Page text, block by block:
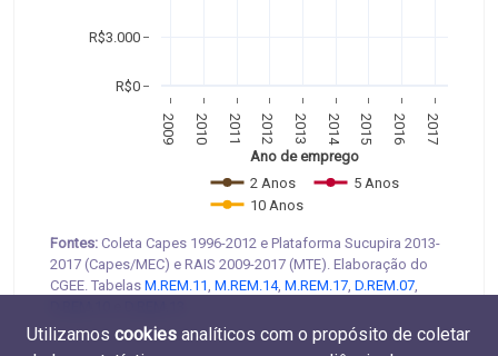
2009 2010 2011 2012 2013 2014 2015 2016 2017
R$0
R$3.000
2 Anos
5 Anos
10 Anos
Ano de emprego
Fontes: Coleta Capes 1996-2012 e Plataforma Sucupira 2013-
2017 (Capes/MEC) e RAIS 2009-2017 (MTE). Elaboração do
CGEE. Tabelas M.REM.11, M.REM.14, M.REM.17, D.REM.07,
Utilizamos cookies analíticos com o propósito de coletar